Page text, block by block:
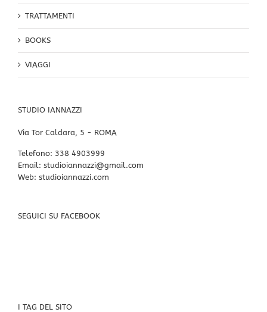
TRATTAMENTI
BOOKS
VIAGGI
STUDIO IANNAZZI
Via Tor Caldara, 5 - ROMA
Telefono: 338 4903999
Email: studioiannazzi@gmail.com
Web: studioiannazzi.com
SEGUICI SU FACEBOOK
I TAG DEL SITO